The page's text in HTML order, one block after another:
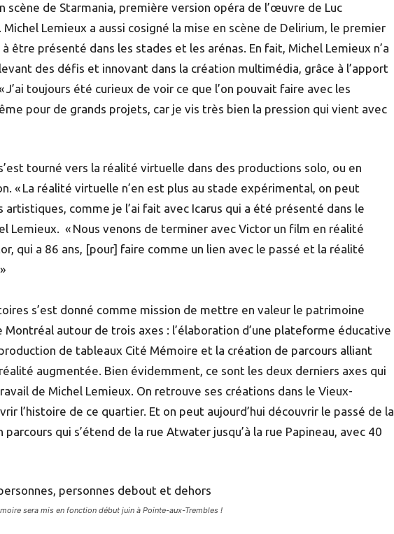
scène de Starmania, première version opéra de l’œuvre de Luc
Lemieux a aussi cosigné la mise en scène de Delirium, le premier
être présenté dans les stades et les arénas. En fait, Michel Lemieux n’a
des défis et innovant dans la création multimédia, grâce à l’apport
toujours été curieux de voir ce que l’on pouvait faire avec les
pour de grands projets, car je vis très bien la pression qui vient avec
tourné vers la réalité virtuelle dans des productions solo, ou en
« La réalité virtuelle n’en est plus au stade expérimental, on peut
comme je l’ai fait avec Icarus qui a été présenté dans le
Lemieux. « Nous venons de terminer avec Victor un film en réalité
qui a 86 ans, [pour] faire comme un lien avec le passé et la réalité
s’est donné comme mission de mettre en valeur le patrimoine
autour de trois axes : l’élaboration d’une plateforme éducative
de tableaux Cité Mémoire et la création de parcours alliant
augmentée. Bien évidemment, ce sont les deux derniers axes qui
de Michel Lemieux. On retrouve ses créations dans le Vieux-
l’histoire de ce quartier. Et on peut aujourd’hui découvrir le passé de la
qui s’étend de la rue Atwater jusqu’à la rue Papineau, avec 40
sera mis en fonction début juin à Pointe-aux-Trembles !